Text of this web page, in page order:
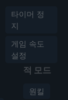
타이머 정
지
게임 속도
설정
적 모드
원킬